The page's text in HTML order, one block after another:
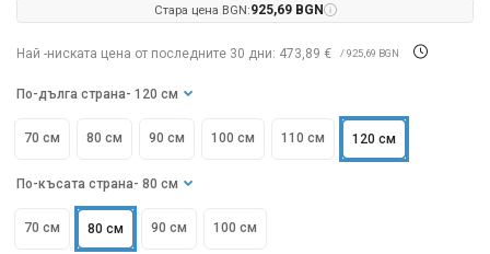
Стара цена BGN:925,69 BGN
Най -ниската цена от последните 30 дни: 473,89 € / 925,69 BGN
По-дълга страна - 120 см
70 см 80 см 90 см 100 см 110 см 120 см
По-късата страна - 80 см
70 см 80 см 90 см 100 см